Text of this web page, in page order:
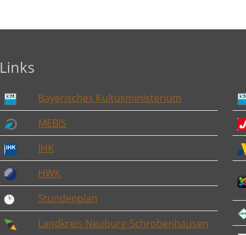
Links
Bayerisches Kultusministerium
MEBIS
IHK
HWK
Stundenplan
Landkreis Neuburg-Schrobenhausen